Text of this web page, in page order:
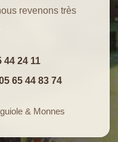
revenons très
44 24 11
65 44 83 74
& Monnes